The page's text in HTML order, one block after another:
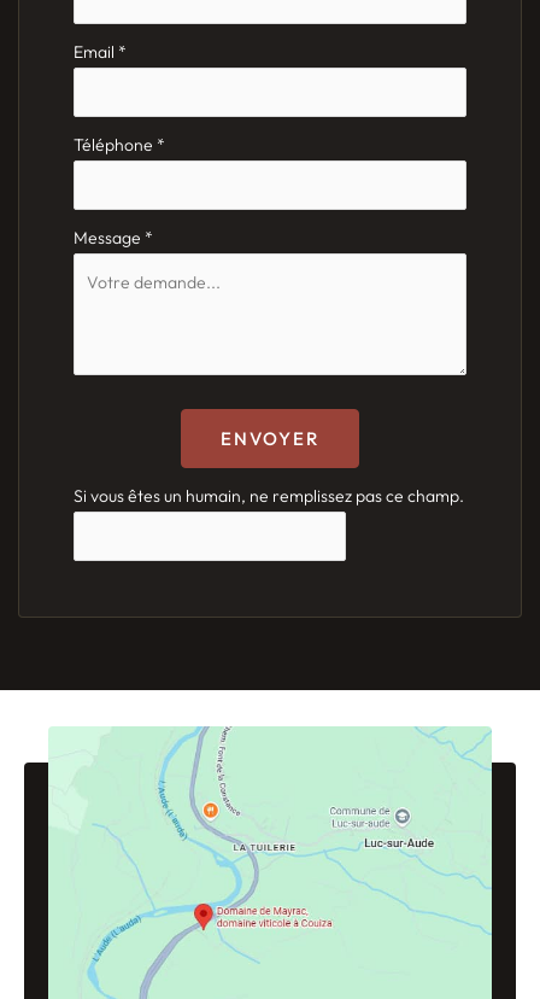
Email *
Téléphone *
Message *
ENVOYER
Si vous êtes un humain, ne remplissez pas ce champ.